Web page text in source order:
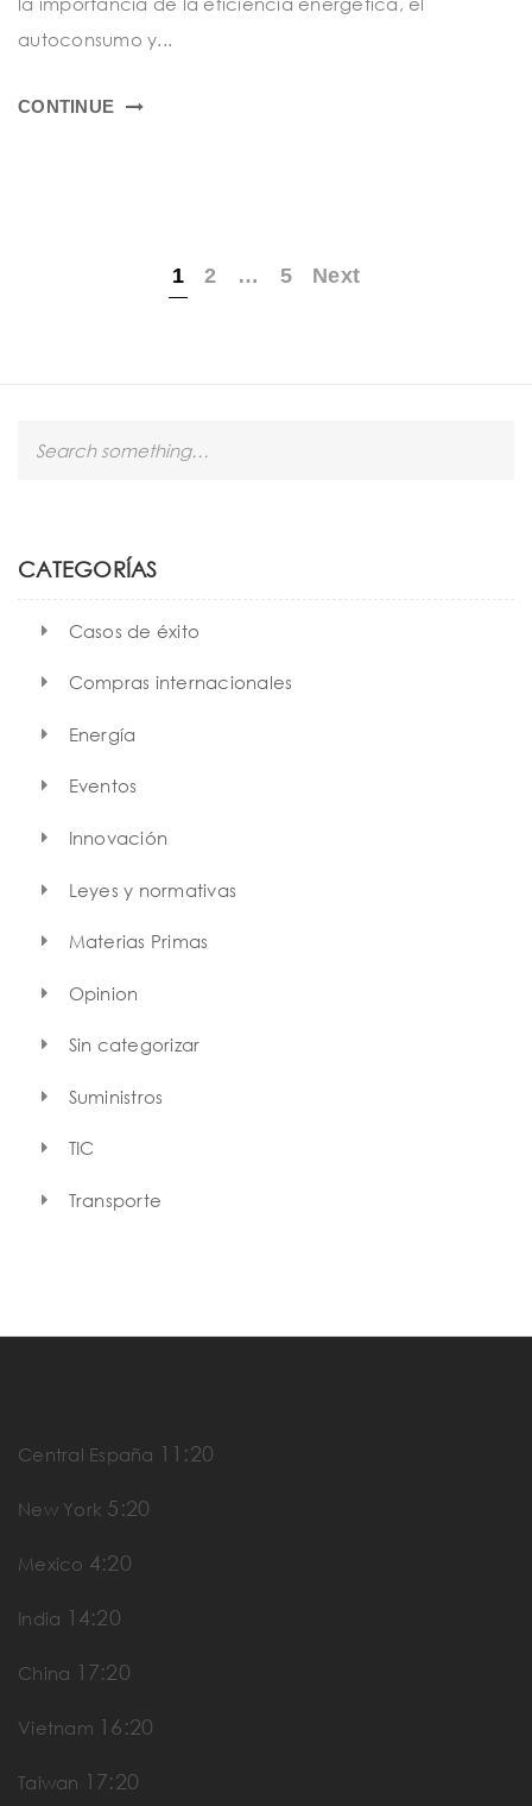
autoconsumo y...
CONTINUE
1 2 … 5 Next
h
CATEGORÍAS
Casos de éxito
Compras internacionales
Energía
Eventos
Innovación
Leyes y normativas
Materias Primas
Opinion
Sin categorizar
Suministros
TIC
Transporte
Central España 11:20
New York 5:20
Mexico 4:20
India 14:20
China 17:20
Vietnam 16:20
Taiwan 17:20